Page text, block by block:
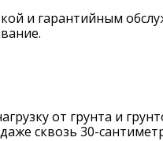
и гарантийным
от грунта и
сквозь 30-